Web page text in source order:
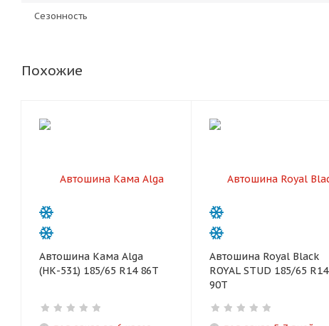
Сезонность
Похожие
Автошина Кама Alga
(НК-531) 185/65 R14 86T
Автошина Royal Black
ROYAL STUD 185/65 R14
90T